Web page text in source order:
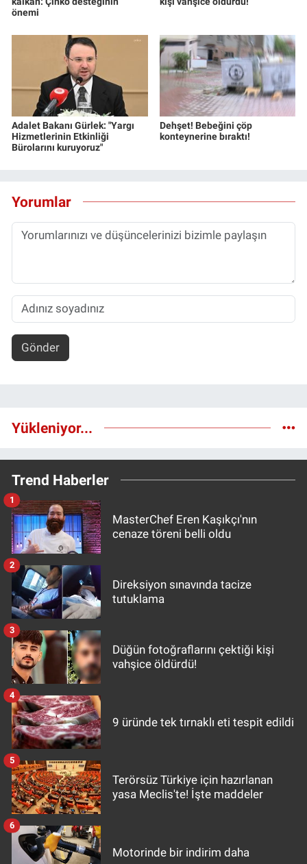
önemi
Adalet Bakanı Gürlek: "Yargı
Hizmetlerinin Etkinliği
Bürolarını kuruyoruz"
Dehşet! Bebeğini çöp
konteynerine bıraktı!
Yorumlar
Gönder
Yükleniyor...
Trend Haberler
MasterChef Eren Kaşıkçı'nın
cenaze töreni belli oldu
1
Direksiyon sınavında tacize
tutuklama
2
Düğün fotoğraflarını çektiği kişi
vahşice öldürdü!
3
9 üründe tek tırnaklı eti tespit edildi
4
Terörsüz Türkiye için hazırlanan
yasa Meclis'te! İşte maddeler
5
Motorinde bir indirim daha
6
Yerel Yaşam
Canlı Yayın